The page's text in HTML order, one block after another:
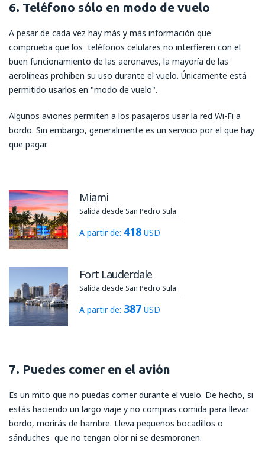
6. Teléfono sólo en modo de vuelo
A pesar de cada vez hay más y más información que
comprueba que los teléfonos celulares no interfieren con el
buen funcionamiento de las aeronaves, la mayoría de las
aerolíneas prohíben su uso durante el vuelo. Únicamente está
permitido usarlos en "modo de vuelo".
Algunos aviones permiten a los pasajeros usar la red Wi-Fi a
bordo. Sin embargo, generalmente es un servicio por el que hay
que pagar.
Miami
Salida desde San Pedro Sula
A partir de: 418 USD
Fort Lauderdale
Salida desde San Pedro Sula
A partir de: 387 USD
7. Puedes comer en el avión
Es un mito que no puedas comer durante el vuelo. De hecho, si
estás haciendo un largo viaje y no compras comida para llevar
bordo, morirás de hambre. Lleva pequeños bocadillos o
sánduches que no tengan olor ni se desmoronen.